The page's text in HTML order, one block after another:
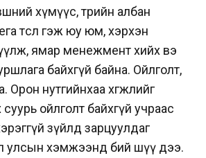
хүмүүс, төрийн албан
төсөл гэж юу юм, хэрхэн
ямар менежмент хийх вэ
байхгүй байна. Ойлголт,
Орон нутгийнхаа хөгжлийг
ойлголт байхгүй учраас
зүйлд зарцуулдаг
улсын хэмжээнд бий шүү дээ.